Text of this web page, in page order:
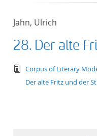
Jahn, Ulrich
28. Der alte
text/
Corpus of Literary
Der alte Fritz und der